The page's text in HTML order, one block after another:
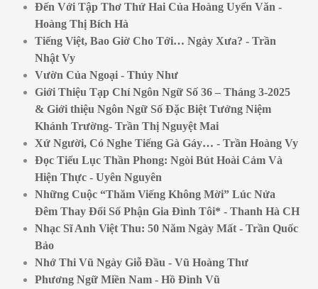
Đến Với Tập Thơ Thứ Hai Của Hoàng Uyển Văn -
Hoàng Thị Bích Hà
Tiếng Việt, Bao Giờ Cho Tới… Ngày Xưa? - Trần
Nhật Vy
Vườn Của Ngoại - Thủy Như
Giới Thiệu Tạp Chí Ngôn Ngữ Số 36 – Tháng 3-2025
& Giới thiệu Ngôn Ngữ Số Đặc Biệt Tưởng Niệm
Khánh Trường- Trần Thị Nguyệt Mai
Xứ Người, Có Nghe Tiếng Gà Gáy… - Trần Hoàng Vy
Đọc Tiểu Lục Thần Phong: Ngòi Bút Hoài Cảm Và
Hiện Thực - Uyên Nguyên
Những Cuộc “Thăm Viếng Không Mời” Lúc Nửa
Đêm Thay Đổi Số Phận Gia Đình Tôi* - Thanh Hà CH
Nhạc Sĩ Anh Việt Thu: 50 Năm Ngày Mất - Trần Quốc
Bảo
Nhớ Thi Vũ Ngày Giỗ Đầu - Vũ Hoàng Thư
Phương Ngữ Miền Nam - Hồ Đình Vũ